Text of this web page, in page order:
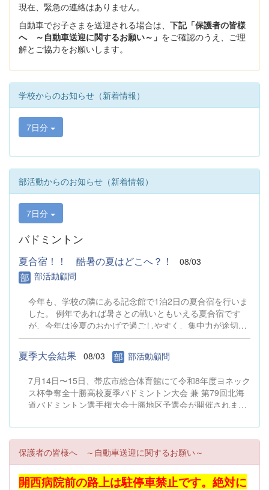
現在、緊急の連絡はありません。
自動車でお子さまを送迎される場合は、 下記「保護者の皆様
へ ～自動車送迎に関するお願い～」 をご確認のうえ、ご理
解とご協力をお願いします。
学校からのお知らせ（新着情報）
7日分
部活動からのお知らせ（新着情報）
7日分
バドミントン
夏合宿！！ 酷暑の夏はどこへ？！
08/03
部活動顧問
今年も、学校の隣にある記念館で1泊2日の夏合宿を行いま
した。 例年であれば暑さとの戦いともいえる夏合宿です
が、今年は冷夏のおかげで過ごしやすく、集中力が途切れ
ることなく練習に取り組むことができました。 練習後には
突然の雨に見舞われ、急遽、焼肉を記念館の玄関スペース
で行うことになりました。33人があのスペースに集まるこ
思い出となりました。 翌朝もあいにくの雨となり、恒例と
なっている帯広卸売市場までのランニングは実施できませ
んでした。しかし、怪我の功名と言うべきでしょうか、そ
お会いできることを楽しみにしています。 来週、河西・金
会に出場します。次回の本校の試合は、9月12日・13日に
夏季大会結果 08/03 部活動顧問
7月14日〜15日、帯広市総合体育館にて令和8年度ヨネック
ス杯争奪全十勝高校夏季バドミントン大会 兼 第79回北海
道バドミントン選手権大会十勝地区予選会が開催されまし
西 5位 1部女子シングルス 金曽 8位 河西 9
位 丹 9位 山本 9位 2部男子ダブルス 中井川
神谷 3位 2部女子ダブルス 丹大平 準優勝 多くの1年生
にとっては初めての大会でした。女子は1部2部ともに入賞
できたことは今後につながる明るい材料となりました。他
保護者の皆様へ ～自動車送迎に関するお願い～
開西病院前の路上は駐停車禁止です。絶対に